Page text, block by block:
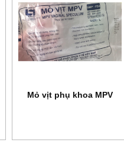
Mỏ vịt phụ khoa MPV